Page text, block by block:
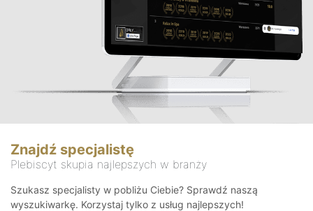
Znajdź specjalistę
Plebiscyt skupia najlepszych w branży
Szukasz specjalisty w pobliżu Ciebie? Sprawdź naszą
wyszukiwarkę. Korzystaj tylko z usług najlepszych!